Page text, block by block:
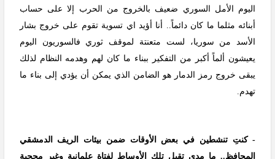
اليوم الأمل السوري ضعيف بالخروج من الحرب إلا على حساب
أبنائه مثلما ما كان دائماً.. أنا أؤيد اي تسوية تقوم على خروج بشار
الأسد من سوريا، لست متعنتة لموقف ثوري فالسوريون اليوم
يعيشون ألماً أكبر من التفكير ببناء ما كان لهم وهدمه النظام لذلك
يبقى خروج رمز الدمار هو الضامن الذي يمكن أن يؤدي إلى بناء ما
تهدم.
- كنتِ تنشطين في بعض الأوقات ضمن بيئات الريف الدمشقي
المحافظ.. ما مدى تقبل تلك الأوساط لفتاة علمانية وغير محجبة